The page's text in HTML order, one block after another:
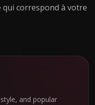
qui correspond à votre
and popular